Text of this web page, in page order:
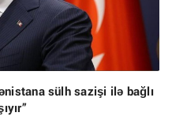
sülh sazişi ilə bağlı